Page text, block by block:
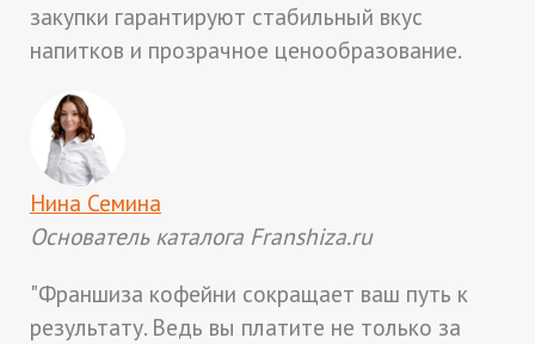
закупки гарантируют стабильный вкус
напитков и прозрачное ценообразование.
Нина Семина
Основатель каталога Franshiza.ru
"Франшиза кофейни сокращает ваш путь к
результату. Ведь вы платите не только за